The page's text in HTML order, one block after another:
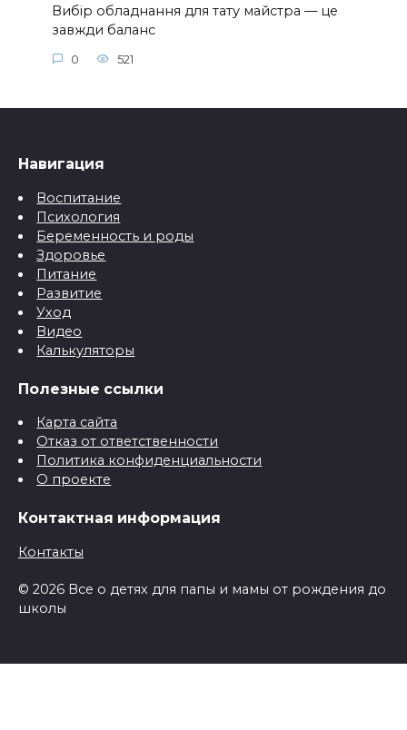
Вибір обладнання для тату майстра — це
завжди баланс
0 521
Навигация
Воспитание
Психология
Беременность и роды
Здоровье
Питание
Развитие
Уход
Видео
Калькуляторы
Полезные ссылки
Карта сайта
Отказ от ответственности
Политика конфиденциальности
О проекте
Контактная информация
Контакты
© 2026 Все о детях для папы и мамы от рождения до
школы